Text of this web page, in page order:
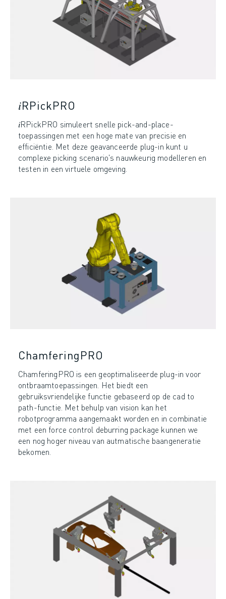
𝑖RPickPRO
𝑖RPickPRO simuleert snelle pick-and-place-
toepassingen met een hoge mate van precisie en
efficiëntie. Met deze geavanceerde plug-in kunt u
complexe picking scenario's nauwkeurig modelleren en
testen in een virtuele omgeving.
ChamferingPRO
ChamferingPRO is een geoptimaliseerde plug-in voor
ontbraamtoepassingen. Het biedt een
gebruiksvriendelijke functie gebaseerd op de cad to
path-functie. Met behulp van vision kan het
robotprogramma aangemaakt worden en in combinatie
met een force control deburring package kunnen we
een nog hoger niveau van autmatische baangeneratie
bekomen.